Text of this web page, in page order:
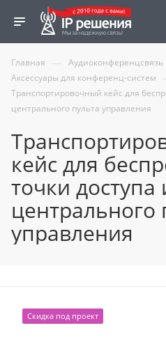
Главная — Аудиоконференцсвязь
Аксессуары для конференц-систем
Транспортировочный кейс для
центрального пульта управления
кейс для
точки доступа
центрального
управления
Скидка под проект